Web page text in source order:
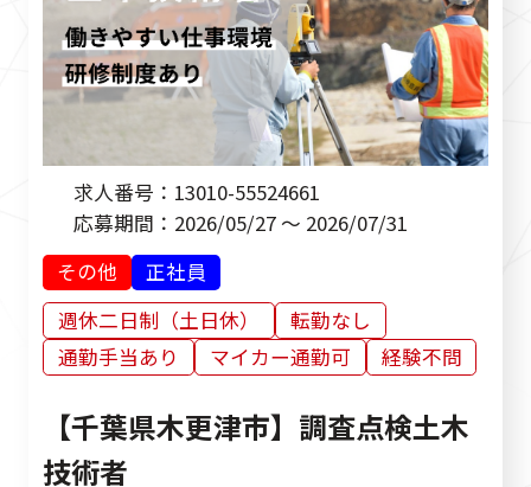
求人番号： 13010-55524661
応募期間： 2026/05/27 ～ 2026/07/31
その他
正社員
週休二日制（土日休）
転勤なし
通勤手当あり
マイカー通勤可 経験不問
【千葉県木更津市】調査点検土木
技術者